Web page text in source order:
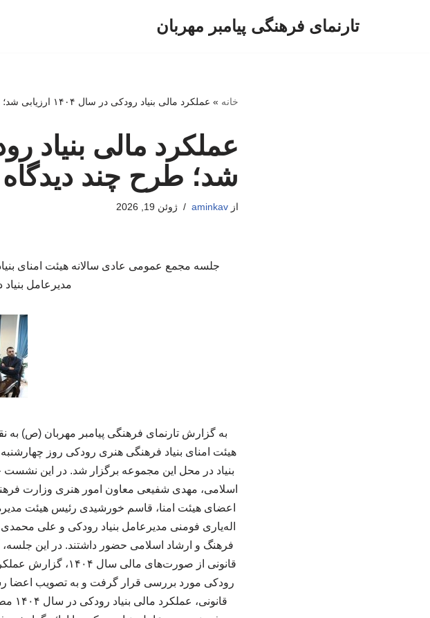
تارنمای فرهنگی پیامبر مهربان
خانه » عملکرد مالی بنیاد رودکی در سال ۱۴۰۴ ارزیابی شد؛ طرح چند دیدگاه
شد؛ طرح چند دیدگاه
ازaminkav ژوئن 19, 2026
جلسه مجمع عمومی عادی سالانه هیئت امنای
مدیرعامل
به گزارش تارنمای فرهنگی پیامبر مهربان (ص)
بنیاد در محل این مجموعه برگزار شد. در این
اسلامی، مهدی شفیعی معاون امور هنری وزارت
اعضای هیئت امنا، قاسم خورشیدی رئیس هیئت
اله‌یاری فومنی مدیرعامل بنیاد رودکی و علی
فرهنگ و ارشاد اسلامی حضور داشتند. در این
رودکی مورد بررسی قرار گرفت و به تصویب